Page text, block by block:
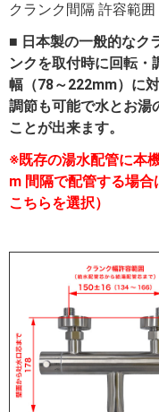
クランク間隔 許容範
■ 日本製の一般的なク
ンクを取付時に回転
幅（78～222mm）に
調節も可能で水とお湯
ことが出来ます。
※既存の湯水配管に本
m 間隔で配管する場
こちらを選択）